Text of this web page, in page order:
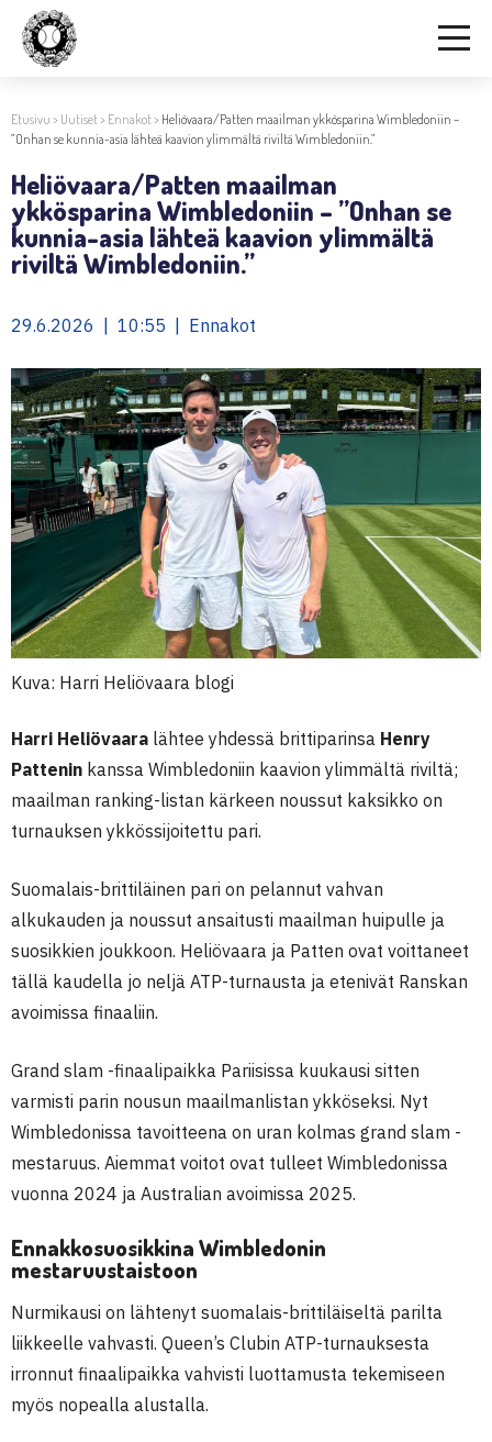
Etusivu > Uutiset> Ennakot> Heliövaara/Patten maailman ykkösparina Wimbledoniin –
”Onhan se kunnia-asia lähteä kaavion ylimmältä riviltä Wimbledoniin.”
Heliövaara/Patten maailman
ykkösparina Wimbledoniin – ”Onhan se
kunnia-asia lähteä kaavion ylimmältä
riviltä Wimbledoniin.”
29.6.2026 | 10:55 | Ennakot
Kuva: Harri Heliövaara blogi
Harri Heliövaara lähtee yhdessä brittiparinsa Henry
Pattenin kanssa Wimbledoniin kaavion ylimmältä riviltä;
maailman ranking-listan kärkeen noussut kaksikko on
turnauksen ykkössijoitettu pari.
Suomalais-brittiläinen pari on pelannut vahvan
alkukauden ja noussut ansaitusti maailman huipulle ja
suosikkien joukkoon. Heliövaara ja Patten ovat voittaneet
tällä kaudella jo neljä ATP-turnausta ja etenivät Ranskan
avoimissa finaaliin.
Grand slam -finaalipaikka Pariisissa kuukausi sitten
varmisti parin nousun maailmanlistan ykköseksi. Nyt
Wimbledonissa tavoitteena on uran kolmas grand slam -
mestaruus. Aiemmat voitot ovat tulleet Wimbledonissa
vuonna 2024 ja Australian avoimissa 2025.
Ennakkosuosikkina Wimbledonin
mestaruustaistoon
Nurmikausi on lähtenyt suomalais-brittiläiseltä parilta
liikkeelle vahvasti. Queen’s Clubin ATP-turnauksesta
irronnut finaalipaikka vahvisti luottamusta tekemiseen
myös nopealla alustalla.